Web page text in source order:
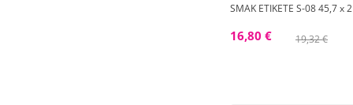
SMAK ETIKETE S-08 45,7 x
19,32 €
16,80 €